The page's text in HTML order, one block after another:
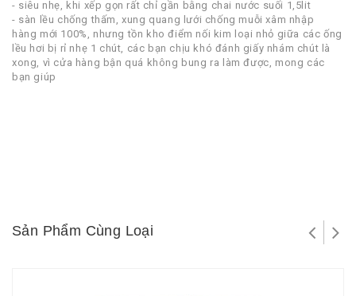
- siêu nhẹ, khi xếp gọn rất chỉ gần bằng chai nước suối 1,5lit
- sàn lều chống thấm, xung quang lưới chống muỗi xâm nhập
hàng mới 100%, nhưng tồn kho điểm nối kim loại nhỏ giữa các ống
lều hơi bị rỉ nhẹ 1 chút, các bạn chịu khó đánh giấy nhám chút là
xong, vì cửa hàng bận quá không bung ra làm được, mong các
bạn giúp
Sản Phẩm Cùng Loại